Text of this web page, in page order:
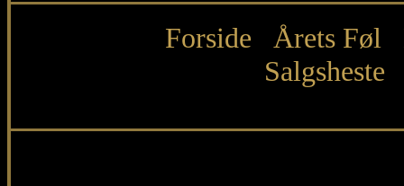
Forside Årets Føl
Salgsheste